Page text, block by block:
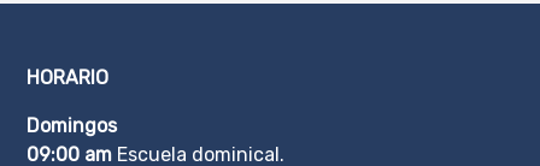
HORARIO
Domingos
09:00 am Escuela dominical.